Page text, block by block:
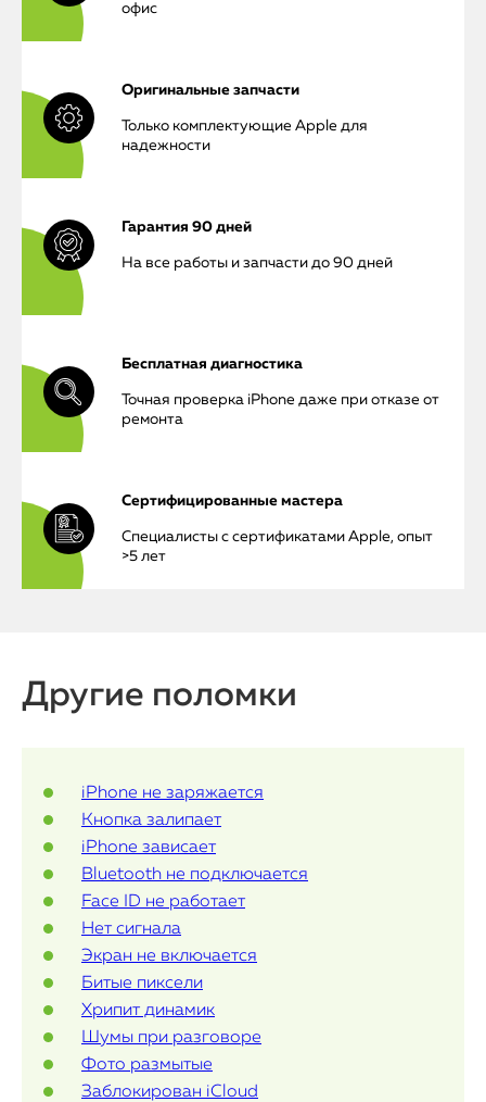
iPhone
Mac Mini
О нас
Контакты
Статьи
офис
Оригинальные запчасти
Только комплектующие Apple для
надежности
Гарантия 90 дней
На все работы и запчасти до 90 дней
Бесплатная диагностика
Точная проверка iPhone даже при отказе от
ремонта
Сертифицированные мастера
Специалисты с сертификатами Apple, опыт
>5 лет
Другие поломки
iPhone не заряжается
Кнопка залипает
iPhone зависает
Bluetooth не подключается
Face ID не работает
Нет сигнала
Экран не включается
Битые пиксели
Хрипит динамик
Шумы при разговоре
Фото размытые
Заблокирован iCloud